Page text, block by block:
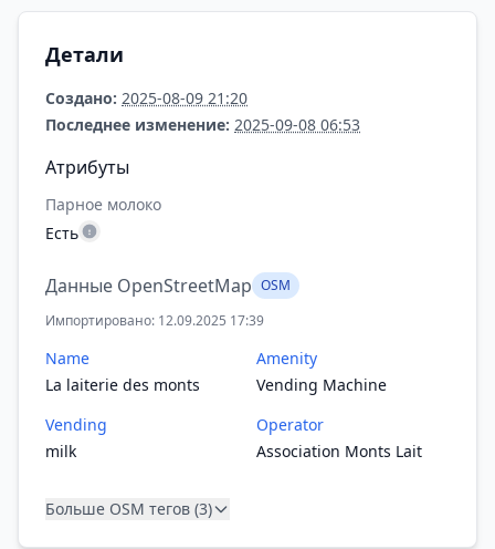
Детали
Создано: 2025-08-09 21:20
Последнее изменение: 2025-09-08 06:53
Атрибуты
Парное молоко
Есть
Данные OpenStreetMap OSM
Импортировано: 12.09.2025 17:39
Name
La laiterie des monts
Amenity
Vending Machine
Vending
milk
Operator
Association Monts Lait
Больше OSM тегов (3)